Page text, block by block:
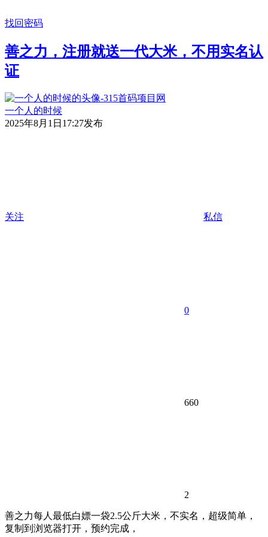
找回密码
善之力，注册就送一代大米，不用实名认
证
一个人的时候
2025年8月1日17:27发布
关注 私信
0
660
2
善之力每人最低白嫖一袋2.5公斤大米，不实名，超级简单，
复制到浏览器打开，预约完成，